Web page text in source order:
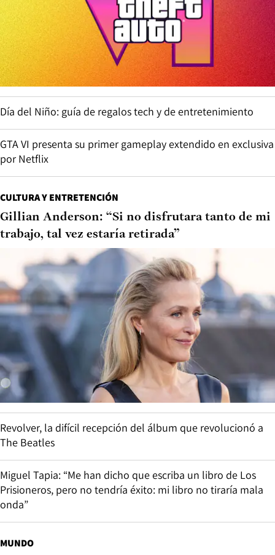
Día del Niño: guía de regalos tech y de entretenimiento
GTA VI presenta su primer gameplay extendido en exclusiva
por Netflix
CULTURA Y ENTRETENCIÓN
Gillian Anderson: “Si no disfrutara tanto de mi
trabajo, tal vez estaría retirada”
Revolver, la difícil recepción del álbum que revolucionó a
The Beatles
Miguel Tapia: “Me han dicho que escriba un libro de Los
Prisioneros, pero no tendría éxito: mi libro no tiraría mala
onda”
MUNDO